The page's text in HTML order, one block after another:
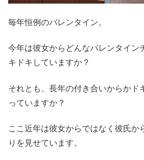
毎年恒例のバレンタイン。
今年は彼女からどんなバレンタイン
キドキしていますか？
それとも、長年の付き合いからかド
っていますか？
ここ近年は彼女からではなく彼氏か
りを見せています。